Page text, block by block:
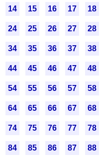
14 15 16 17 18
24 25 26 27 28
34 35 36 37 38
44 45 46 47 48
54 55 56 57 58
64 65 66 67 68
74 75 76 77 78
84 85 86 87 88